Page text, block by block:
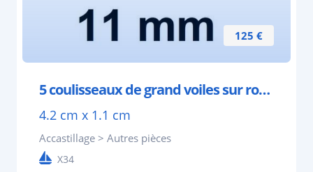
125 €
5 coulisseaux de grand voiles sur roulettes
4.2 cm x 1.1 cm
Accastillage > Autres pièces
X34